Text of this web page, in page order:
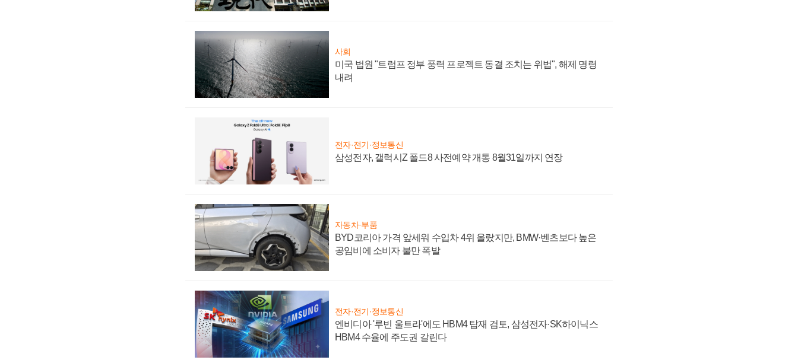
사회
미국 법원 "트럼프 정부 풍력 프로젝트 동결 조치는 위법", 해제 명령
내려
전자·전기·정보통신
삼성전자, 갤럭시Z 폴드8 사전예약 개통 8월31일까지 연장
자동차·부품
BYD코리아 가격 앞세워 수입차 4위 올랐지만, BMW·벤츠보다 높은
공임비에 소비자 불만 폭발
전자·전기·정보통신
엔비디아 '루빈 울트라'에도 HBM4 탑재 검토, 삼성전자·SK하이닉스
HBM4 수율에 주도권 갈린다